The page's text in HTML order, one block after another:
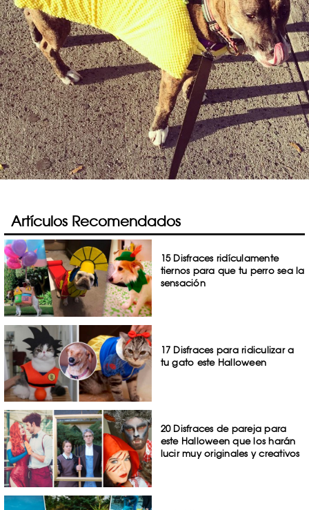
Artículos Recomendados
15 Disfraces ridículamente
tiernos para que tu perro sea la
sensación
17 Disfraces para ridiculizar a
tu gato este Halloween
20 Disfraces de pareja para
este Halloween que los harán
lucir muy originales y creativos